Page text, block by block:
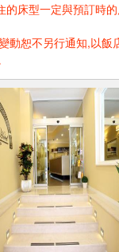
床型一定與預訂時
動恕不另行通知,以飯